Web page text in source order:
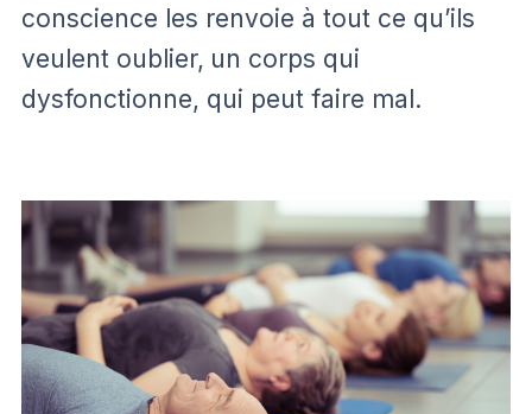
conscience les renvoie à tout ce qu’ils
veulent oublier, un corps qui
dysfonctionne, qui peut faire mal.